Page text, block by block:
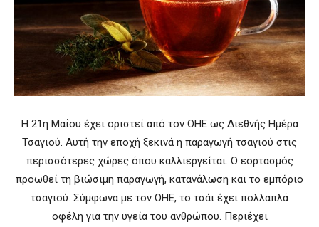
H 21η Μαΐου έχει οριστεί από τον ΟΗΕ ως Διεθνής Ημέρα
Τσαγιού. Αυτή την εποχή ξεκινά η παραγωγή τσαγιού στις
περισσότερες χώρες όπου καλλιεργείται. Ο εορτασμός
προωθεί τη βιώσιμη παραγωγή, κατανάλωση και το εμπόριο
τσαγιού. Σύμφωνα με τον ΟΗΕ, το τσάι έχει πολλαπλά
οφέλη για την υγεία του ανθρώπου. Περιέχει